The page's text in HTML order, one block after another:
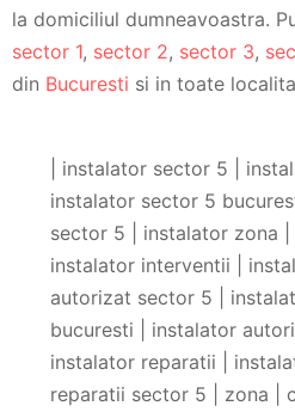
la domiciliul dumneavoastra.
sector 1, sector 2, sector 3,
din Bucuresti si in toate
| instalator sector 5 |
instalator sector 5
sector 5 | instalator zona |
instalator interventii |
autorizat sector 5 |
bucuresti | instalator
instalator reparatii |
reparatii sector 5 | zona |